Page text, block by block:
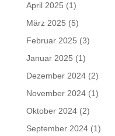
April 2025 (1)
März 2025 (5)
Februar 2025 (3)
Januar 2025 (1)
Dezember 2024(2)
November 2024(1)
Oktober 2024(2)
September 2024(1)